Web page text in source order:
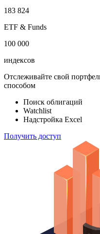
183 824
ETF & Funds
100 000
индексов
Отслеживайте свой
способом
Поиск облигаций
Watchlist
Надстройка Excel
Получить доступ